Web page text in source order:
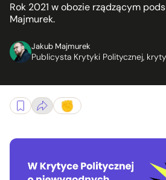
Rok 2021 w obozie rządzącym
Majmurek.
Jakub Majmurek
Publicysta Krytyki Politycznej,